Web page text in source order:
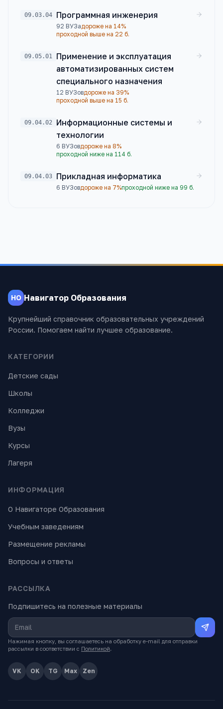
09.03.04 Программная инженерия
92 ВУЗадороже на 14%
проходной выше на 22 б.
09.05.01
Применение и эксплуатация
автоматизированных систем
специального назначения
12 ВУЗовдороже на 39%
проходной выше на 15 б.
09.04.02
Информационные системы и
технологии
6 ВУЗовдороже на 8%
проходной ниже на 114 б.
09.04.03 Прикладная информатика
6 ВУЗовдороже на 7%проходной ниже на 99 б.
НО Навигатор Образования
Крупнейший справочник образовательных учреждений
России. Помогаем найти лучшее образование.
КАТЕГОРИИ
Детские сады
Школы
Колледжи
Вузы
Курсы
Лагеря
ИНФОРМАЦИЯ
О Навигаторе Образования
Учебным заведениям
Размещение рекламы
Вопросы и ответы
РАССЫЛКА
Подпишитесь на полезные материалы
Нажимая кнопку, вы соглашаетесь на обработку e-mail для отправки
рассылки в соответствии с Политикой.
VK OK TG Max Zen